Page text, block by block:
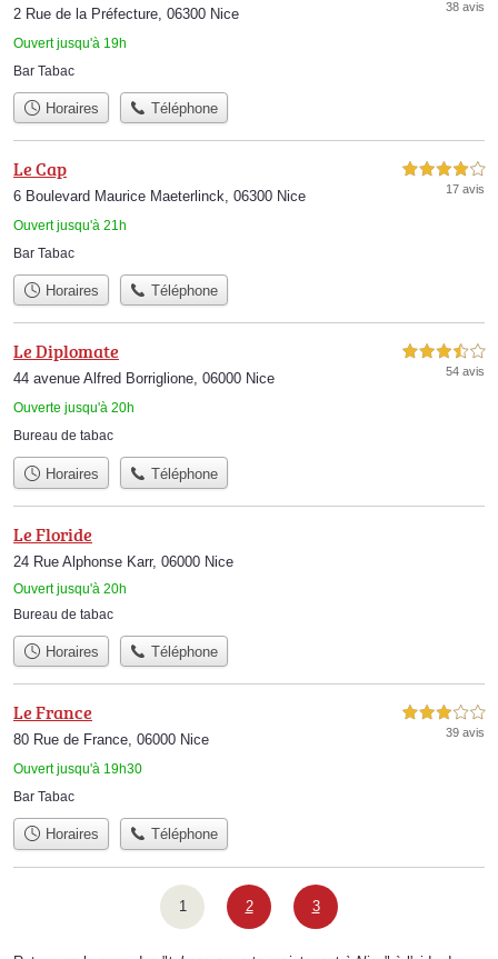
2 Rue de la Préfecture, 06300 Nice
Ouvert jusqu'à 19h
38 avis
Bar Tabac
Horaires Téléphone
Le Cap
6 Boulevard Maurice Maeterlinck, 06300 Nice
Ouvert jusqu'à 21h
4,0 étoiles sur 5
17 avis
Bar Tabac
Horaires Téléphone
Le Diplomate
44 avenue Alfred Borriglione, 06000 Nice
Ouverte jusqu'à 20h
3,5 étoiles sur 5
54 avis
Bureau de tabac
Horaires Téléphone
Le Floride
24 Rue Alphonse Karr, 06000 Nice
Ouvert jusqu'à 20h
Bureau de tabac
Horaires Téléphone
Le France
80 Rue de France, 06000 Nice
Ouvert jusqu'à 19h30
3,0 étoiles sur 5
39 avis
Bar Tabac
Horaires Téléphone
1 2 3